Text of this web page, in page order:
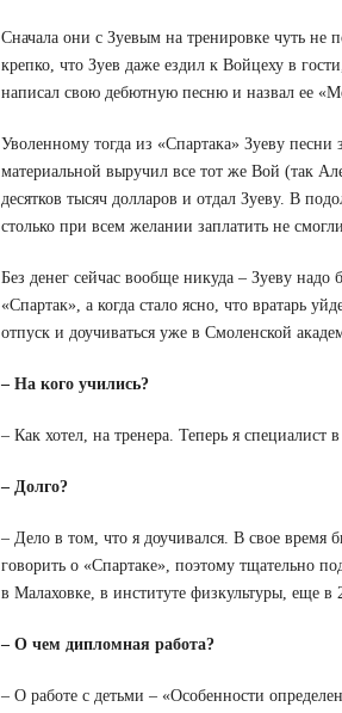
Сначала они с Зуевым на тренировке чуть не
крепко, что Зуев даже ездил к Войцеху в
написал свою дебютную песню и назвал ее
Уволенному тогда из «Спартака» Зуеву
материальной выручил все тот же Вой (так
десятков тысяч долларов и отдал Зуеву. В
столько при всем желании заплатить не
Без денег сейчас вообще никуда – Зуеву
«Спартак», а когда стало ясно, что вратарь
отпуск и доучиваться уже в Смоленской
– На кого учились?
– Как хотел, на тренера. Теперь я специалист
– Долго?
– Дело в том, что я доучивался. В свое время
говорить о «Спартаке», поэтому тщательно
в Малаховке, в институте физкультуры, еще в
– О чем дипломная работа?
– О работе с детьми – «Особенности